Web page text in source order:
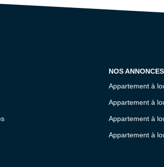
NOS ANNONCES
Appartement à
Appartement à
Appartement à
Appartement à